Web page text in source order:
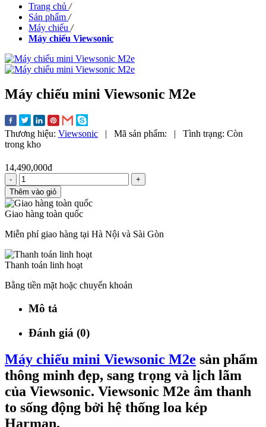
Trang chủ /
Sản phẩm /
Máy chiếu /
Máy chiếu Viewsonic
Máy chiếu mini Viewsonic M2e
Thương hiệu: Viewsonic | Mã sản phẩm: | Tình trạng: Còn
trong kho
14,490,000đ
-
+
Thêm vào giỏ
Giao hàng toàn quốc
Miễn phí giao hàng tại Hà Nội và Sài Gòn
Thanh toán linh hoạt
Bằng tiền mặt hoặc chuyển khoản
Mô tả
Đánh giá (0)
Máy chiếu mini Viewsonic M2e sản phẩm
thông minh đẹp, sang trọng và lịch lãm
của Viewsonic. Viewsonic M2e âm thanh
to sống động bởi hệ thống loa kép
Harman.